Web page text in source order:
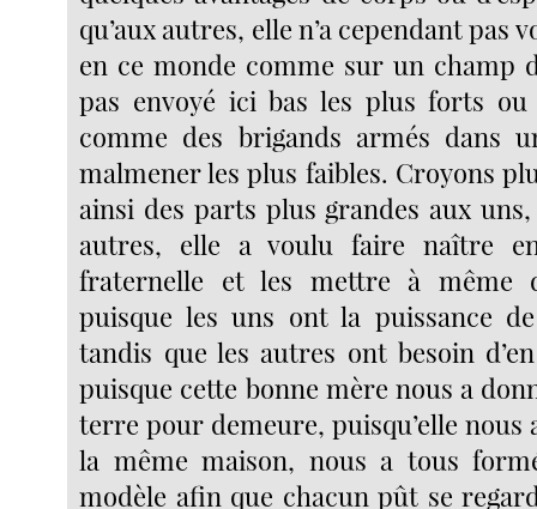
qu’aux autres, elle n’a cependant pas
en ce monde comme sur un champ
pas envoyé ici bas les plus forts
comme des brigands armés dans
malmener les plus faibles. Croyons
ainsi des parts plus grandes aux
autres, elle a voulu faire naître
fraternelle et les mettre à même
puisque les uns ont la puissance
tandis que les autres ont besoin
puisque cette bonne mère nous a
terre pour demeure, puisqu’elle nous
la même maison, nous a tous
modèle afin que chacun pût se